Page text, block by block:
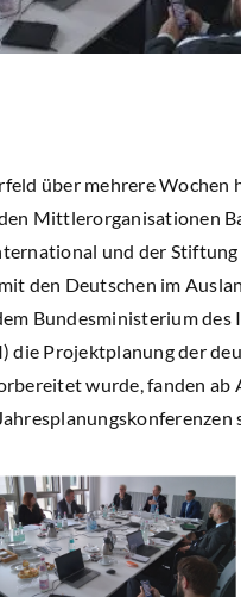
über mehrere Wochen
Mittlerorganisationen
und der Stiftung
den Deutschen im
Bundesministerium des
die Projektplanung der
wurde, fanden ab